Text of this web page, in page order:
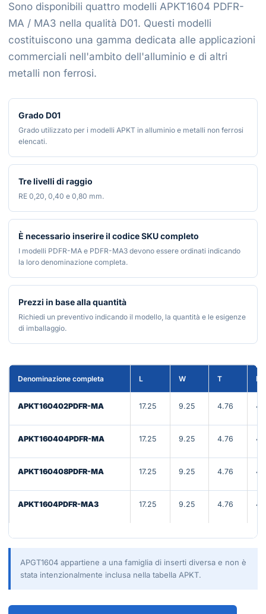
Sono disponibili quattro modelli APKT1604 PDFR-
MA / MA3 nella qualità D01. Questi modelli
costituiscono una gamma dedicata alle applicazioni
commerciali nell'ambito dell'alluminio e di altri
metalli non ferrosi.
Grado D01
Grado utilizzato per i modelli APKT in alluminio e metalli non ferrosi
elencati.
Tre livelli di raggio
RE 0,20, 0,40 e 0,80 mm.
È necessario inserire il codice SKU completo
I modelli PDFR-MA e PDFR-MA3 devono essere ordinati indicando
la loro denominazione completa.
Prezzi in base alla quantità
Richiedi un preventivo indicando il modello, la quantità e le esigenze
di imballaggio.
Denominazione completa L W T D
APKT160402PDFR-MA 17.25 9.25 4.76
APKT160404PDFR-MA 17.25 9.25 4.76
APKT160408PDFR-MA 17.25 9.25 4.76
APKT1604PDFR-MA3 17.25 9.25 4.76
APGT1604 appartiene a una famiglia di inserti diversa e non è
stata intenzionalmente inclusa nella tabella APKT.